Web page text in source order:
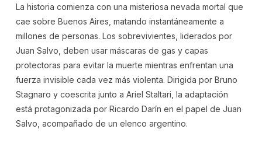
La historia comienza con una misteriosa nevada mortal que
cae sobre Buenos Aires, matando instantáneamente a
millones de personas. Los sobrevivientes, liderados por
Juan Salvo, deben usar máscaras de gas y capas
protectoras para evitar la muerte mientras enfrentan una
fuerza invisible cada vez más violenta. Dirigida por Bruno
Stagnaro y coescrita junto a Ariel Staltari, la adaptación
está protagonizada por Ricardo Darín en el papel de Juan
Salvo, acompañado de un elenco argentino.